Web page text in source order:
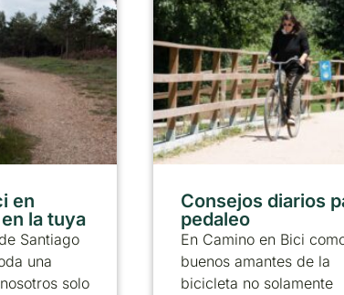
en
la tuya
Santiago
una
solo
Consejos diarios
pedaleo
En Camino en Bici
buenos amantes de la
bicicleta no solamente